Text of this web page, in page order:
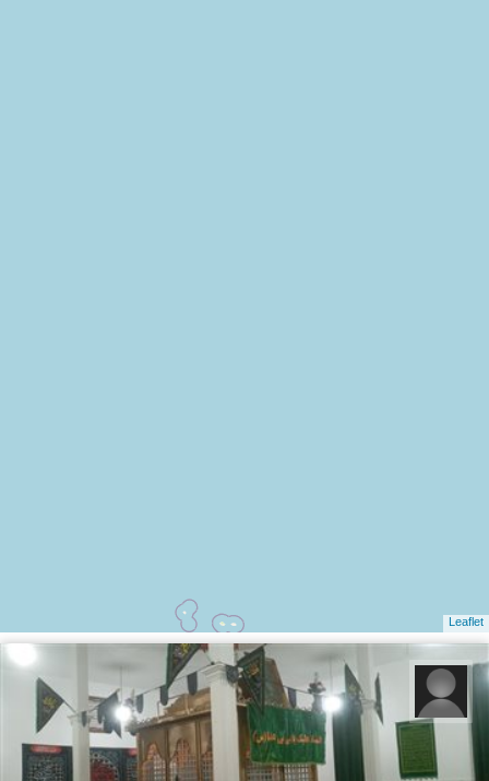
Leaflet
رضا قربانی